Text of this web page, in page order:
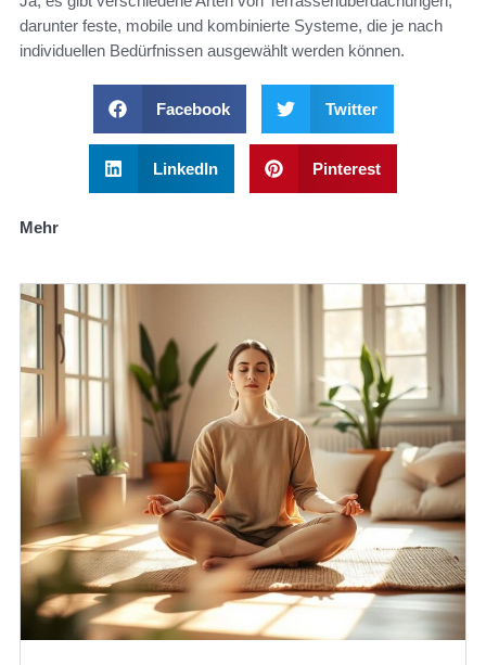
darunter feste, mobile und kombinierte Systeme, die je nach
individuellen Bedürfnissen ausgewählt werden können.
Facebook Twitter
LinkedIn Pinterest
Mehr